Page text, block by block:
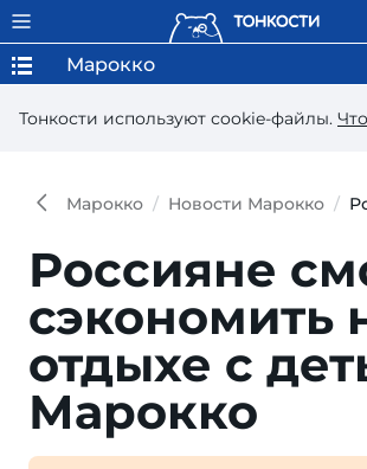
Тонкости используют сookie-файлы.
Марокко
Марокко Новости Марокко
Россияне
сэкономить
отдыхе с
Марокко